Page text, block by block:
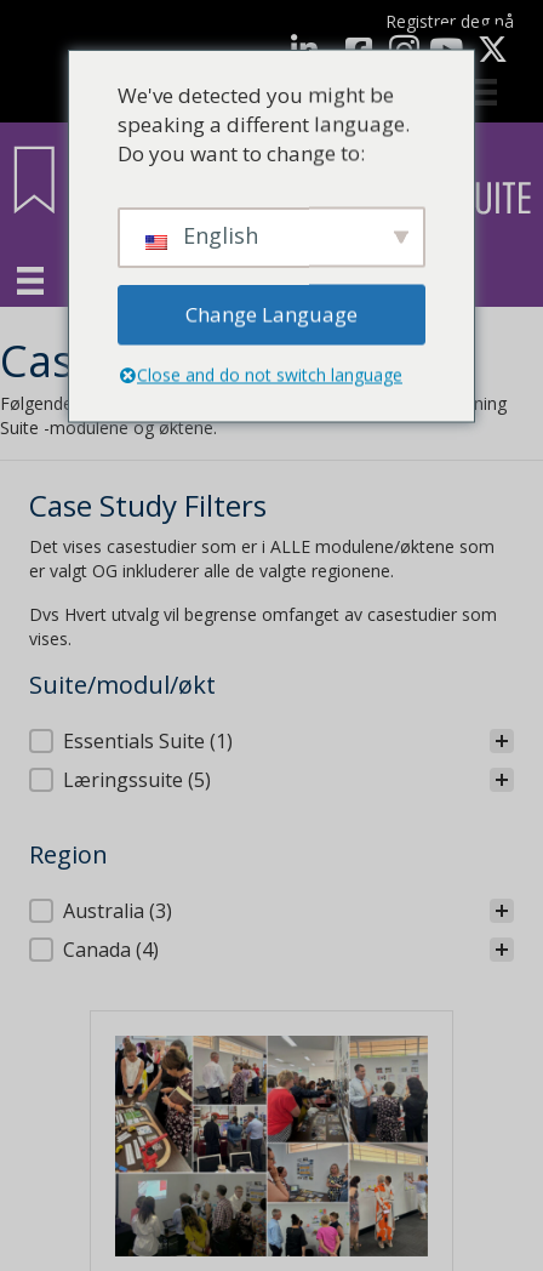
Registrer deg nå
LinkedInFacebook YouTube
Casestudier
Følgende er casestudier som det refereres til i CLARITY Learning
Suite -modulene og øktene.
Case Study Filters
Det vises casestudier som er i ALLE modulene/øktene som
er valgt OG inkluderer alle de valgte regionene.
Dvs Hvert utvalg vil begrense omfanget av casestudier som
vises.
Suite/modul/økt
Suite/modul/økt
Essentials Suite (1)
Læringssuite (5)
Region
Region
Australia (3)
Canada (4)
We've detected you might be
speaking a different language.
Do you want to change to:
English
Change Language
Close and do not switch language